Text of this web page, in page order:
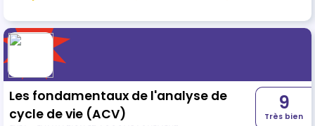
pour concevoir des interfaces accessibles et
améliorer l’expérience de tous les utilisateurs.
Les fondamentaux de l'analyse de
cycle de vie (ACV)
9
Très bien